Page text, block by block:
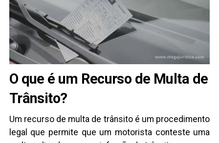
O que é um Recurso de Multa de
Trânsito?
Um recurso de multa de trânsito é um procedimento
legal que permite que um motorista conteste uma